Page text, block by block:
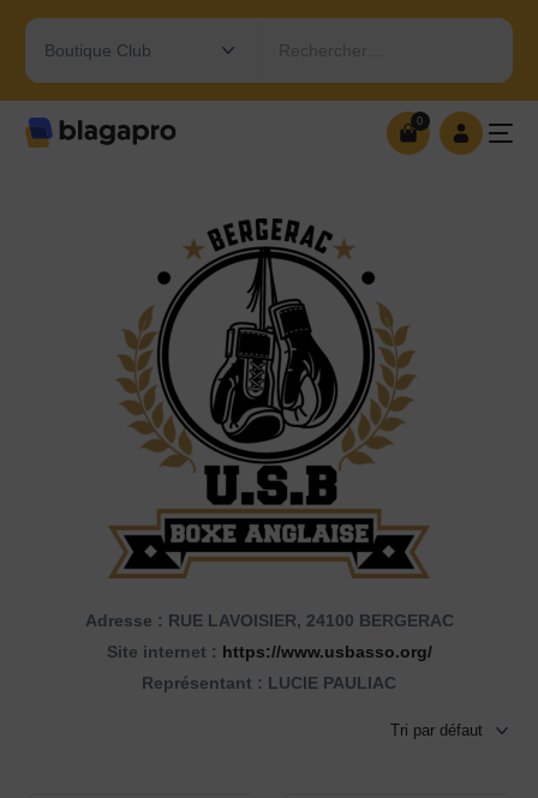
Rechercher…
0
Adresse : RUE LAVOISIER, 24100 BERGERAC
Site internet : https://www.usbasso.org/
Représentant : LUCIE PAULIAC